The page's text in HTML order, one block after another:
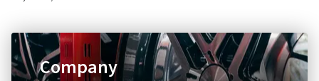
E-mail:info@borbet.de
Company